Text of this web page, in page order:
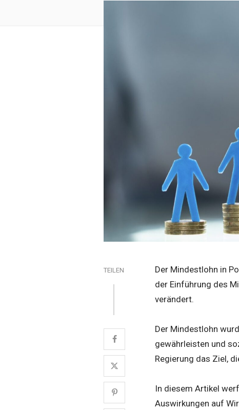
TEILEN
Der Mindestlohn in
der Einführung des
verändert.
Der Mindestlohn
gewährleisten und
Regierung das Ziel,
In diesem Artikel
Auswirkungen auf